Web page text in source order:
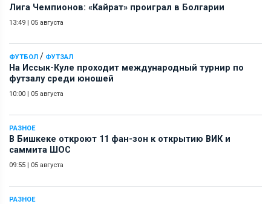
Лига Чемпионов: «Кайрат» проиграл в Болгарии
13:49 | 05 августа
ФУТБОЛ / ФУТЗАЛ
На Иссык-Куле проходит международный турнир по
футзалу среди юношей
10:00 | 05 августа
РАЗНОЕ
В Бишкеке откроют 11 фан-зон к открытию ВИК и
саммита ШОС
09:55 | 05 августа
РАЗНОЕ